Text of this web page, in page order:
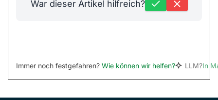
War dieser Artikel hilfreich?
Immer noch festgefahren? Wie können wir helfen? LLM?In